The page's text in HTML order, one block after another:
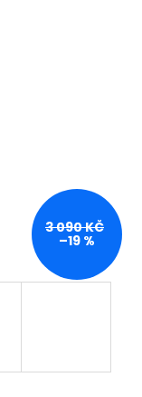
3 090 KČ
–19 %
BUGATTI